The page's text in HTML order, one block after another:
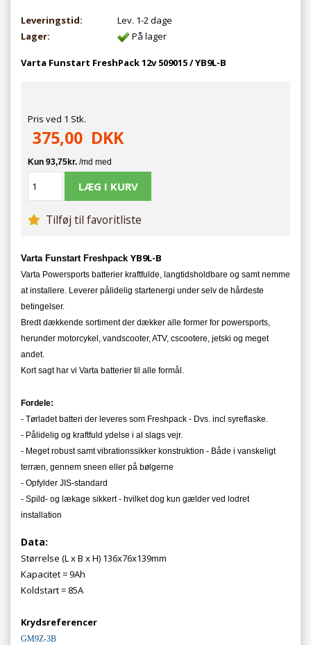
Leveringstid:
Lev. 1-2 dage
Lager:
På lager
Varta Funstart FreshPack 12v 509015 / YB9L-B
Pris ved 1 Stk.
375,00 DKK
Tilføj til favoritliste
Varta Funstart Freshpack YB9L-B
Varta Powersports batterier kraftfulde, langtidsholdbare og samt nemme
at installere. Leverer pålidelig startenergi under selv de hårdeste
betingelser.
Bredt dækkende sortiment der dækker alle former for powersports,
herunder motorcykel, vandscooter, ATV, cscootere, jetski og meget
andet.
Kort sagt har vi Varta batterier til alle formål.
Fordele:
- Tørladet batteri der leveres som Freshpack - Dvs. incl syreflaske.
- Pålidelig og kraftfuld ydelse i al slags vejr.
- Meget robust samt vibrationssikker konstruktion - Både i vanskeligt
terræn, gennem sneen eller på bølgerne
- Opfylder JIS-standard
- Spild- og lækage sikkert - hvilket dog kun gælder ved lodret
installation
Data:
Størrelse (L x B x H) 136x76x139mm
Kapacitet = 9Ah
Koldstart = 85A
Krydsreferencer
GM9Z-3B